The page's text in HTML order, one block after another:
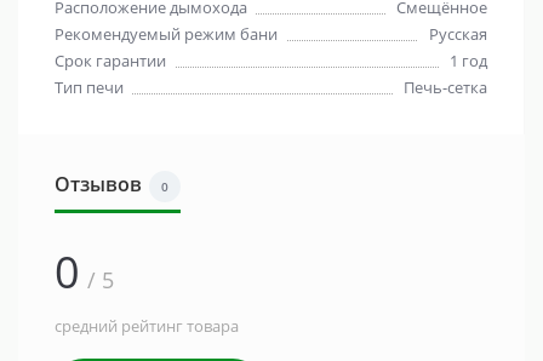
Расположение дымохода
Смещённое
Рекомендуемый режим бани
Русская
Срок гарантии
1 год
Тип печи
Печь-сетка
Отзывов 0
0 / 5
средний рейтинг товара